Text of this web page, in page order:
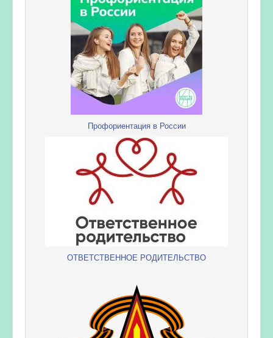
Профориентация в России
ОТВЕТСТВЕННОЕ РОДИТЕЛЬСТВО